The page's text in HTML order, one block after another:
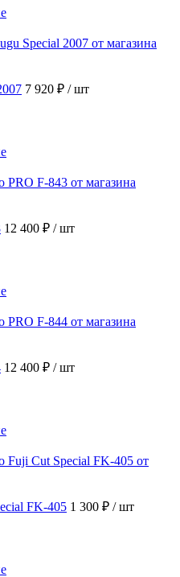
7 920 ₽ / шт
12 400 ₽ / шт
12 400 ₽ / шт
FK-405 1 300 ₽ / шт